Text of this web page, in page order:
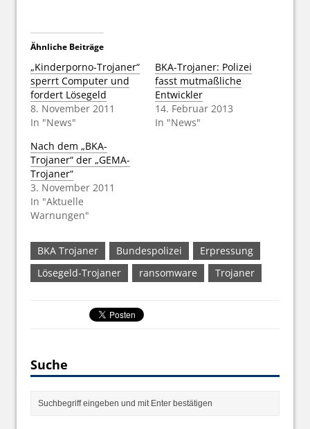
Ähnliche Beiträge
„Kinderporno-Trojaner“
sperrt Computer und
fordert Lösegeld
8. November 2011
In "News"
BKA-Trojaner: Polizei
fasst mutmaßliche
Entwickler
14. Februar 2013
In "News"
Nach dem „BKA-
Trojaner“ der „GEMA-
Trojaner“
3. November 2011
In "Aktuelle
Warnungen"
BKA Trojaner Bundespolizei
Erpressung
Lösegeld-Trojaner
ransomware Trojaner
Suche